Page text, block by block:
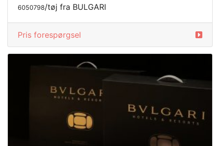
6050798/tøj fra BULGARI
Pris forespørgsel